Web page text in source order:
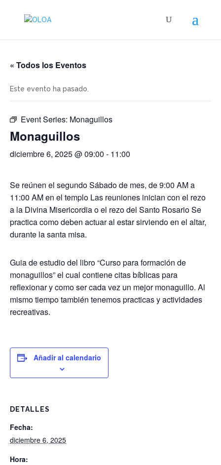
« Todos los Eventos
Este evento ha pasado.
Event Series: Monaguillos
Monaguillos
diciembre 6, 2025 @ 09:00 - 11:00
Se reúnen el segundo Sábado de mes, de 9:00 AM a
11:00 AM en el templo Las reuniones inician con el rezo
a la Divina Misericordia o el rezo del Santo Rosario Se
practica como deben actuar al estar sirviendo en el altar,
durante la santa misa.
Guia de estudio del libro “Curso para formación de
monaguillos” el cual contiene citas bíblicas para
reflexionar y como ser cada vez un mejor monaguillo. Al
mismo tiempo también tenemos practicas y actividades
recreativas.
Añadir al calendario
DETALLES
Fecha:
diciembre 6, 2025
Hora: